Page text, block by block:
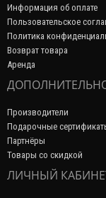
Информация об оплате
Пользовательское
Политика
Возврат товара
Аренда
Производители
Подарочные
Партнёры
Товары со скидкой
ЛИЧНЫЙ